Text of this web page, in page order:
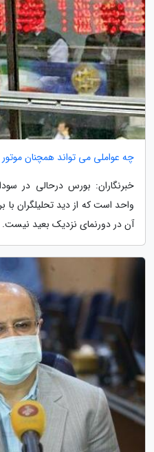
چه عواملی می تواند همچنان
خبرنگاران: بورس درحالی در
واحد است که از دید تحلیلگران با
آن در دورنمای نزدیک بعید نیست.